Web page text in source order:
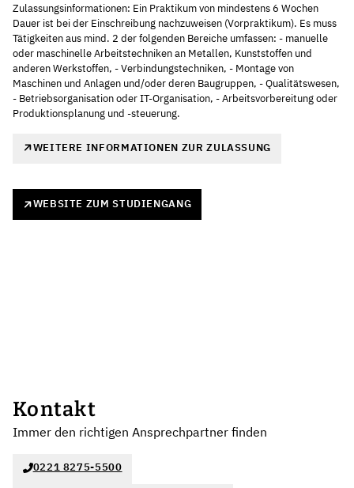
Zulassungsinformationen: Ein Praktikum von mindestens 6 Wochen
Dauer ist bei der Einschreibung nachzuweisen (Vorpraktikum). Es muss
Tätigkeiten aus mind. 2 der folgenden Bereiche umfassen: - manuelle
oder maschinelle Arbeitstechniken an Metallen, Kunststoffen und
anderen Werkstoffen, - Verbindungstechniken, - Montage von
Maschinen und Anlagen und/oder deren Baugruppen, - Qualitätswesen,
- Betriebsorganisation oder IT-Organisation, - Arbeitsvorbereitung oder
Produktionsplanung und -steuerung.
WEITERE INFORMATIONEN ZUR ZULASSUNG
WEBSITE ZUM STUDIENGANG
Kontakt
Immer den richtigen Ansprechpartner finden
0221 8275-5500